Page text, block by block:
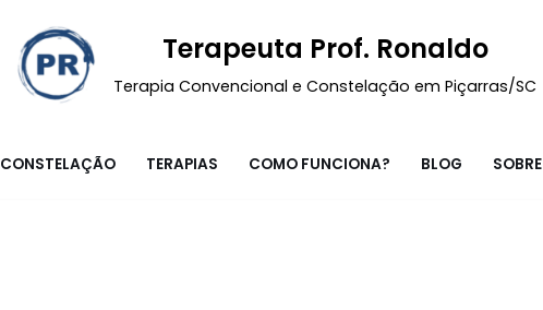
Terapeuta Prof. Ronaldo
Terapia Convencional e Constelação em Piçarras/SC
CONSTELAÇÃO TERAPIAS COMO FUNCIONA? BLOG SOBRE